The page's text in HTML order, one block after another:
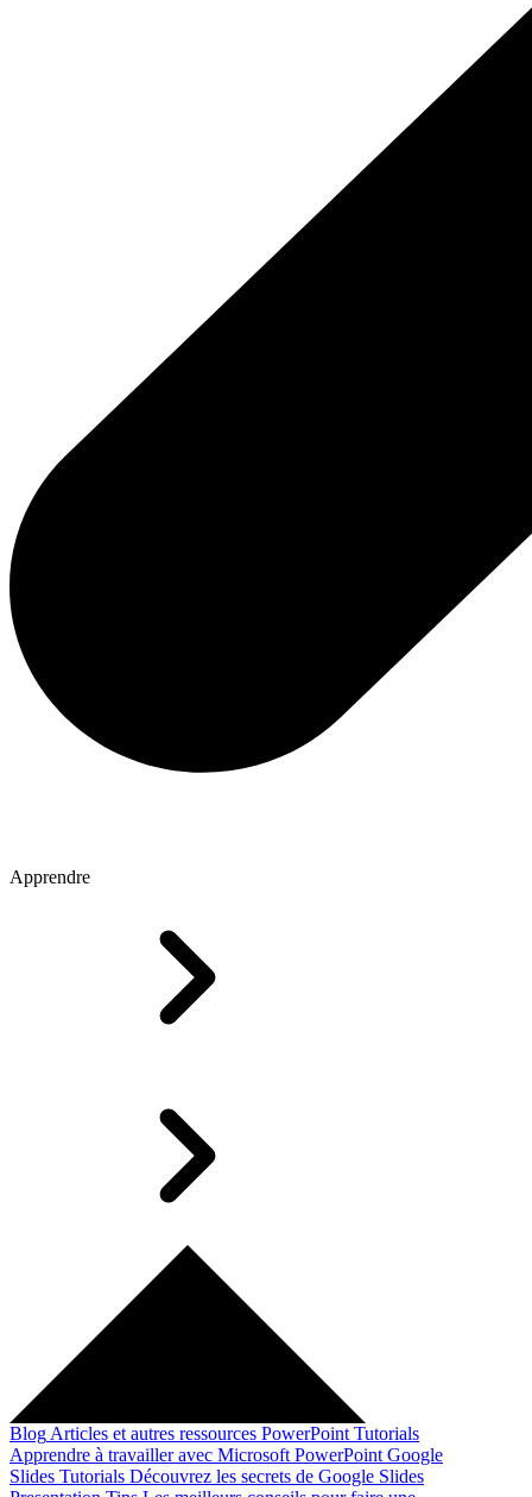
Apprendre
Blog Articles et autres ressources PowerPoint Tutorials
Apprendre à travailler avec Microsoft PowerPoint Google
Slides Tutorials Découvrez les secrets de Google Slides